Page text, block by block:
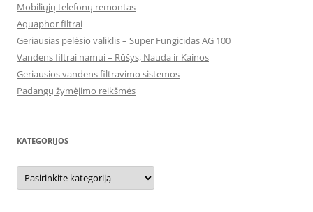
Mobiliųjų telefonų remontas
Aquaphor filtrai
Geriausias pelėsio valiklis – Super Fungicidas AG 100
Vandens filtrai namui – Rūšys, Nauda ir Kainos
Geriausios vandens filtravimo sistemos
Padangų žymėjimo reikšmės
KATEGORIJOS
Kategorijos